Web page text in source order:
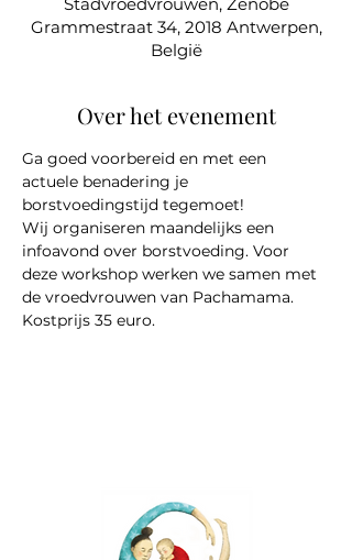
Grammestraat 34, 2018 Antwerpen,
België
Over het evenement
Ga goed voorbereid en met een
actuele benadering je
borstvoedingstijd tegemoet!
Wij organiseren maandelijks een
infoavond over borstvoeding. Voor
deze workshop werken we samen met
de vroedvrouwen van Pachamama.
Kostprijs 35 euro.